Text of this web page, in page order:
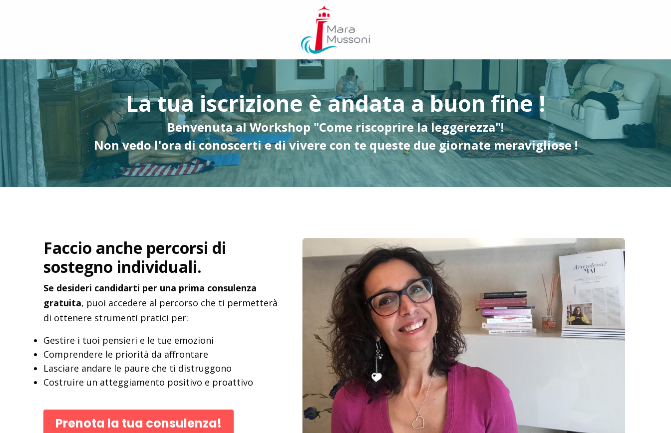
La tua iscrizione è andata a buon fine !
Benvenuta al Workshop "Come riscoprire la leggerezza"!
Non vedo l'ora di conoscerti e di vivere con te queste due giornate meravigliose !
Faccio anche percorsi di
sostegno individuali.
Se desideri candidarti per una prima consulenza
gratuita, puoi accedere al percorso che ti permetterà
di ottenere strumenti pratici per:
Gestire i tuoi pensieri e le tue emozioni
Comprendere le priorità da affrontare
Lasciare andare le paure che ti distruggono
Costruire un atteggiamento positivo e proattivo
Prenota la tua consulenza!